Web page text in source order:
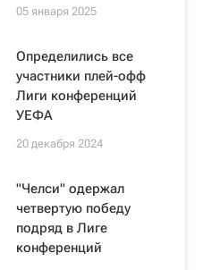
05 января 2025
Определились все
участники плей-офф
Лиги конференций
УЕФА
20 декабря 2024
"Челси" одержал
четвертую победу
подряд в Лиге
конференций